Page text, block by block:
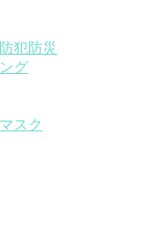
犯防災
グ
スク